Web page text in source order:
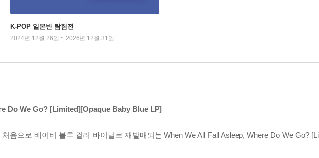
K-POP 일본반 탐험전
2024년 12월 26일 ~ 2026년 12월 31일
Do We Go? [Limited][Opaque Baby Blue LP]
음으로 베이비 블루 컬러 바이닐로 재발매되는 When We All Fall Asleep, Where Do We Go? [Li